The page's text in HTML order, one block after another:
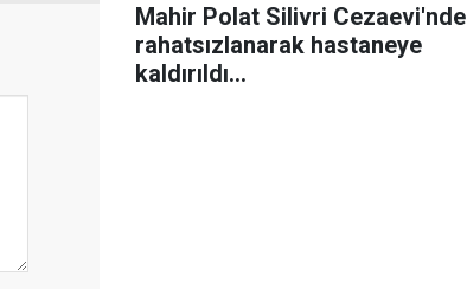
Mahir Polat Silivri Cezaevi'nde
rahatsızlanarak hastaneye
kaldırıldı...